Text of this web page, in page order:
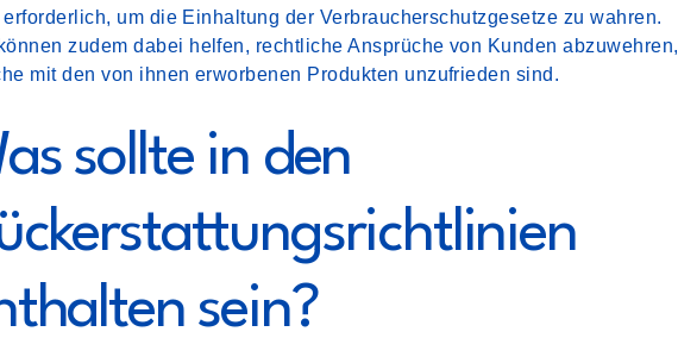
um die Einhaltung der Verbraucherschutzgesetze zu wahren.
zudem dabei helfen, rechtliche Ansprüche von Kunden abzuwehren,
mit den von ihnen erworbenen Produkten unzufrieden sind.
sollte in den
sein?